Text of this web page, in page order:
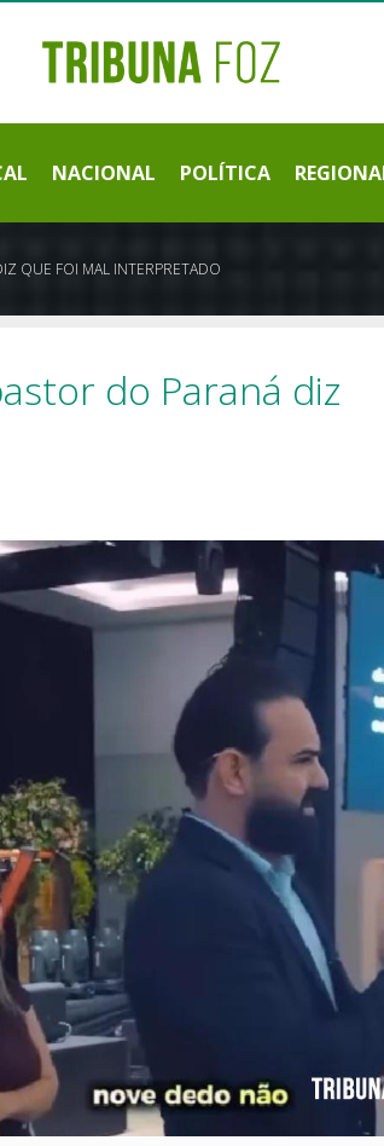
NACIONAL POLÍTICA
QUE FOI MAL INTERPRETADO
do Paraná diz